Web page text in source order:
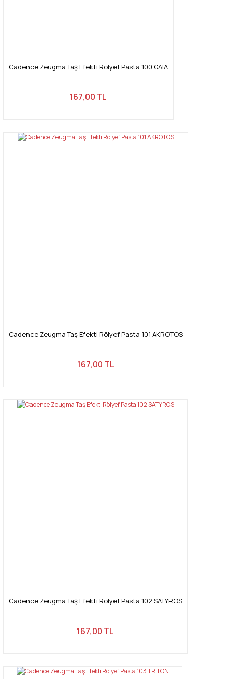
Cadence Zeugma Taş Efekti Rölyef Pasta 100 GAIA
167,00 TL
Cadence Zeugma Taş Efekti Rölyef Pasta 101 AKROTOS
167,00 TL
Cadence Zeugma Taş Efekti Rölyef Pasta 102 SATYROS
167,00 TL